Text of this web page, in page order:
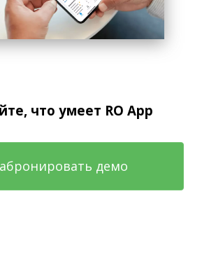
что умеет RO App
демо